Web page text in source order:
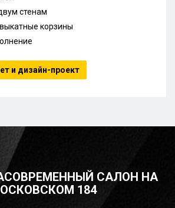
стенам
корзины
Получить расчет и дизайн-проект
САЛОН НА
184